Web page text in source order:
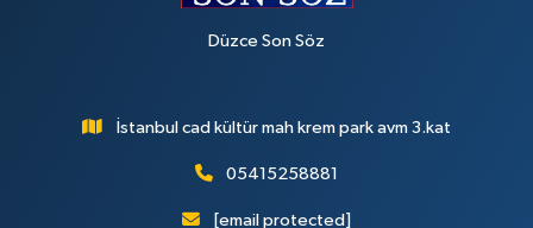
Düzce Son Söz
İstanbul cad kültür mah krem park avm 3.kat
05415258881
[email protected]